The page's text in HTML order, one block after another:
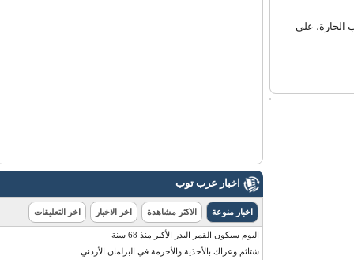
على
اخبار عرب توب
اخبار منوعة الاكثر مشاهدة اخر الاخبار اخر التعليقات
اليوم سيكون القمر البدر الأكبر منذ 68 سنة
شتائم وعراك بالأحذية والأحزمة في البرلمان الأردني